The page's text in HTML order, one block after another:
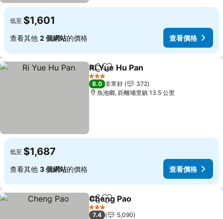
低至 $1,601
查看其他 2 個網站的價格 查看價格
分享 加入我的最愛
Ri Yue Hu Pan
3 星級
8.0 非常好
372
魚池鄉, 距離埔里鎮 13.5 公里
低至 $1,687
查看其他 3 個網站的價格 查看價格
分享 加入我的最愛
Cheng Pao
3 星級
7.4
5,090